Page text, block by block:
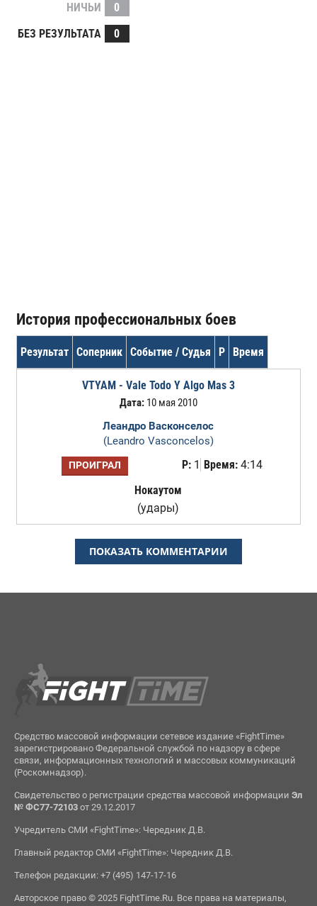
НИЧЬИ
0
БЕЗ РЕЗУЛЬТАТА
0
История профессиональных боев
Результат Соперник Событие / Судья Р Время
VTYAM - Vale Todo Y Algo Mas 3
Дата:10 мая 2010
Леандро Васконселос
(Leandro Vasconcelos)
ПРОИГРАЛ Р:1 Время:4:14
Нокаутом
(удары)
ПОКАЗАТЬ КОММЕНТАРИИ
Средство массовой информации сетевое издание «FightTime»
зарегистрировано Федеральной службой по надзору в сфере
связи, информационных технологий и массовых коммуникаций
(Роскомнадзор).
Свидетельство о регистрации средства массовой информации Эл
№ ФС77-72103от 29.12.2017
Учредитель СМИ «FightTime»: Чередник Д.В.
Главный редактор СМИ «FightTime»: Чередник Д.В.
Телефон редакции: +7 (495) 147-17-16
Авторское право © 2025 FightTime.Ru. Все права на материалы,